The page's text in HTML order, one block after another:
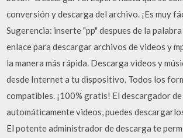
conversión y descarga del archivo. ¡Es muy
Sugerencia: inserte "pp" despues de la
enlace para descargar archivos de videos y
la manera más rápida. Descarga videos y
desde Internet a tu dispositivo. Todos los
compatibles. ¡100% gratis! El descargador
automáticamente videos, puedes
El potente administrador de descarga te